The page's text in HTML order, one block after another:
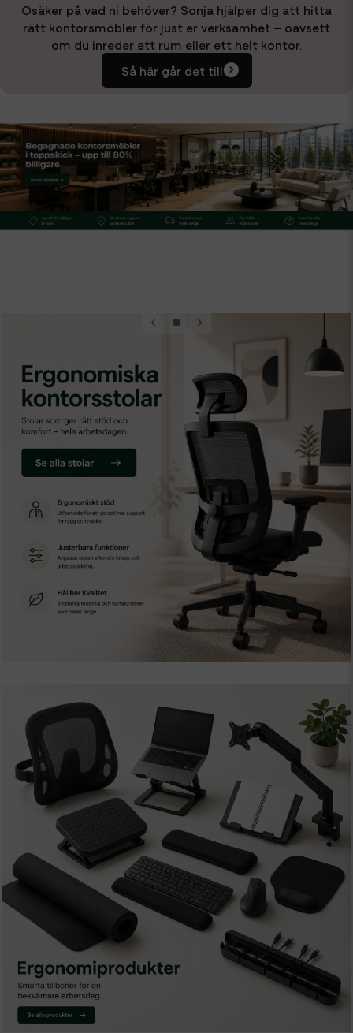
Osäker på vad ni behöver? Sonja hjälper dig att hitta
rätt kontorsmöbler för just er verksamhet – oavsett
om du inreder ett rum eller ett helt kontor.
Så här går det till